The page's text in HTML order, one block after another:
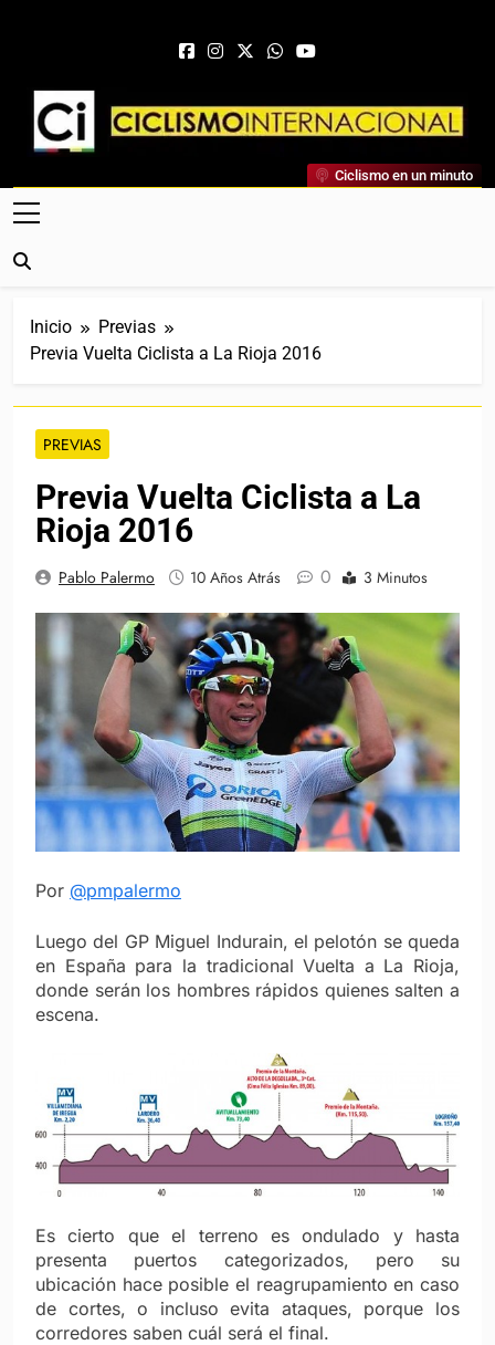
Ciclismo Internacional
Web Dedicada Al Ciclismo Mundial. Entrevistas, Análisis,
Crónicas, Previas Y Más. La Web Ciclista De Referencia.
Ciclismo en un minuto
Inicio
Previas
Previa Vuelta Ciclista a La Rioja 2016
PREVIAS
Previa Vuelta Ciclista a La
Rioja 2016
Pablo Palermo 10 Años Atrás 0 3 Minutos
Por @pmpalermo
Luego del GP Miguel Indurain, el pelotón se queda
en España para la tradicional Vuelta a La Rioja,
donde serán los hombres rápidos quienes salten a
escena.
Es cierto que el terreno es ondulado y hasta
presenta puertos categorizados, pero su
ubicación hace posible el reagrupamiento en caso
de cortes, o incluso evita ataques, porque los
corredores saben cuál será el final.